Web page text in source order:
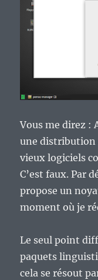
Vous me direz :
une distribution
vieux logiciels
C’est faux. Par
propose un
moment où je
Le seul point
paquets
cela se résout